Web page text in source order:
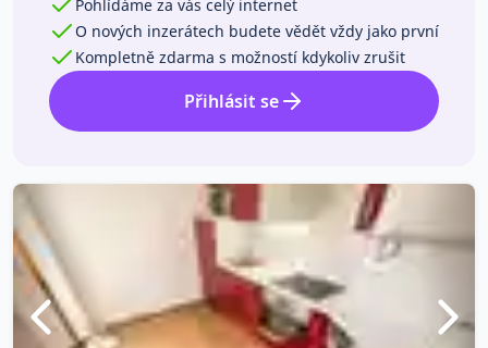
Pohlídáme za vás celý internet
O nových inzerátech budete vědět vždy jako první
Kompletně zdarma s možností kdykoliv zrušit
Přihlásit se